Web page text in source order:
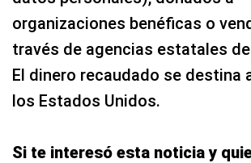
organizaciones benéficas o
través de agencias estatales
El dinero recaudado se destina
los Estados Unidos.
Si te interesó esta noticia y